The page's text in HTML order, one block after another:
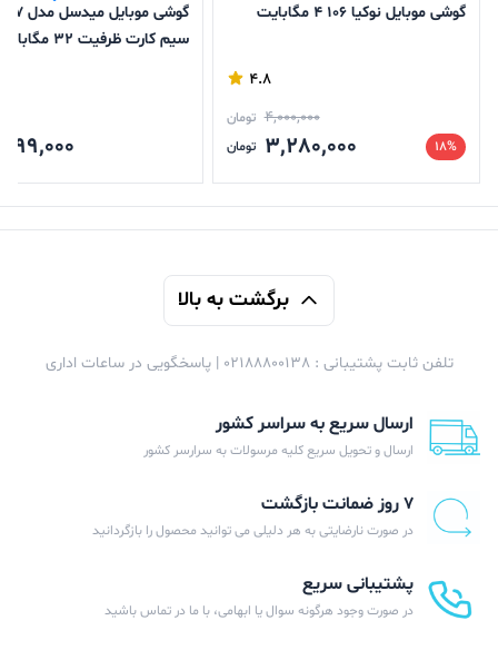
گوشی موبایل نوکیا 106 4 مگابایت
4.8
4,000,000 تومان
18%
3,280,000 تومان
سیم کارت ظرفیت
برگشت به بالا
تلفن ثابت پشتیبانی : 02188800138 | پاسخگویی در ساعات اداری
ارسال سریع به سراسر کشور
ارسال و تحویل سریع کلیه مرسولات به سرارسر کشور
۷ روز ضمانت بازگشت
در صورت نارضایتی به هر دلیلی می توانید محصول را بازگردانید
پشتیبانی سریع
در صورت وجود هرگونه سوال یا ابهامی، با ما در تماس باشید